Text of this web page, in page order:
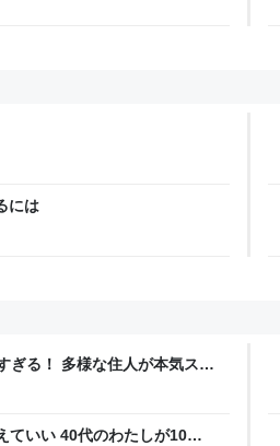
には
ぎる！ 多様な住人が本気スキ
価値向上”戦略 東京・中央
ていい 40代のわたしが10年